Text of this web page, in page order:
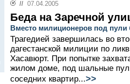
// 07.04.2005
Беда на Заречной
Вместо милиционеров под
Трагедией завершилась во
дагестанской милиции по
Хасавюрт. При попытке
жилом доме, под шальные
соседних квартир...>>